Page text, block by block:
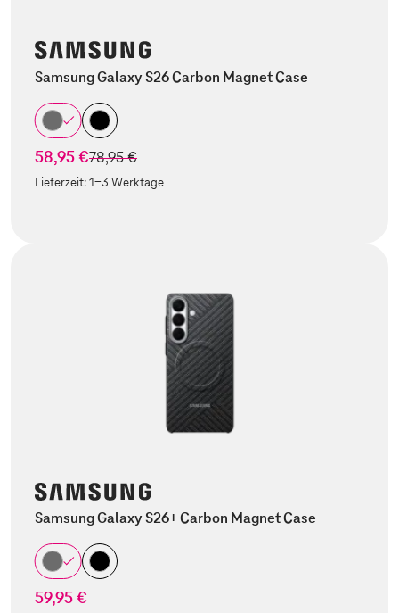
Samsung Galaxy S26 Carbon Magnet Case
58,95 €statt
78,95 €
Lieferzeit:1-3 Werktage
Samsung Galaxy S26+ Carbon Magnet Case
59,95 €